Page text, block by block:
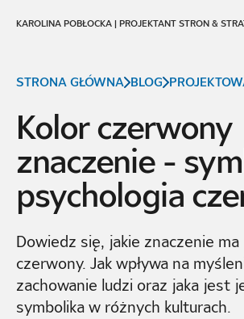
KAROLINA POBŁOCKA | PROJEKTANT STRON &
STRONA GŁÓWNA BLOG
Kolor czerwony
znaczenie -
psychologia
Dowiedz się, jakie znaczenie ma
czerwony. Jak wpływa na
zachowanie ludzi oraz jaka jest
symbolika w różnych kulturach.